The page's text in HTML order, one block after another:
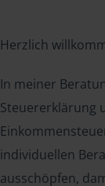
Herzlich
In meiner
Steuererklärung
individuellen
ausschöpfen,